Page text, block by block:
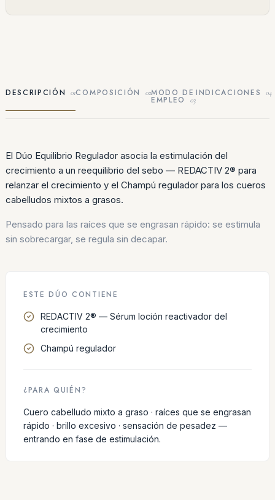
DESCRIPCIÓN 01COMPOSICIÓN 02MODO DE
EMPLEO 03
INDICACIONES 04
El Dúo Equilibrio Regulador asocia la estimulación del
crecimiento a un reequilibrio del sebo — REDACTIV 2® para
relanzar el crecimiento y el Champú regulador para los cueros
cabelludos mixtos a grasos.
Pensado para las raíces que se engrasan rápido: se estimula
sin sobrecargar, se regula sin decapar.
ESTE DÚO CONTIENE
REDACTIV 2® — Sérum loción reactivador del
crecimiento
Champú regulador
¿PARA QUIÉN?
Cuero cabelludo mixto a graso · raíces que se engrasan
rápido · brillo excesivo · sensación de pesadez —
entrando en fase de estimulación.